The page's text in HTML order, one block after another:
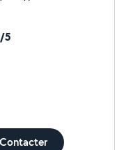
5
Contacter